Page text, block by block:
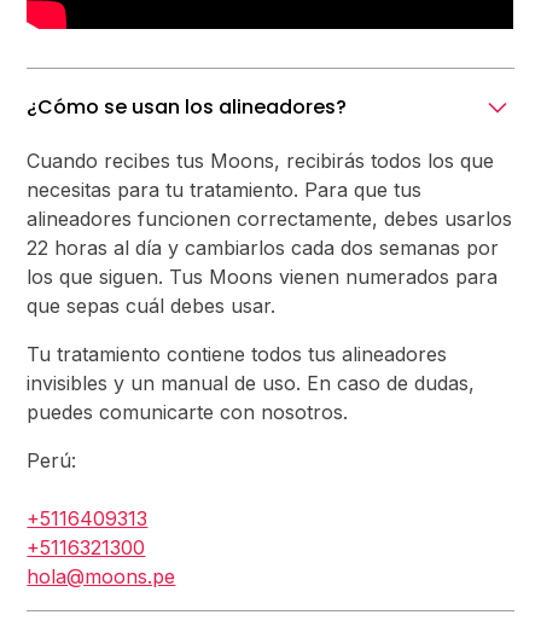
¿Cómo se usan los alineadores?
Cuando recibes tus Moons, recibirás todos los que
necesitas para tu tratamiento. Para que tus
alineadores funcionen correctamente, debes usarlos
22 horas al día y cambiarlos cada dos semanas por
los que siguen. Tus Moons vienen numerados para
que sepas cuál debes usar.
Tu tratamiento contiene todos tus alineadores
invisibles y un manual de uso. En caso de dudas,
puedes comunicarte con nosotros.
Perú:
+5116409313
+5116321300
hola@moons.pe